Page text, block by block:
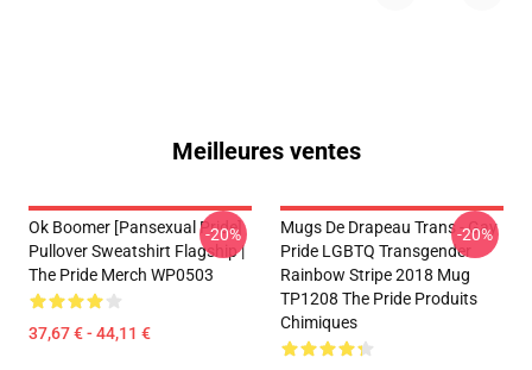
Meilleures ventes
Ok Boomer [Pansexual Pride]
Pullover Sweatshirt Flagship |
The Pride Merch WP0503
37,67 € - 44,11 €
-20%
Mugs De Drapeau Trans - Gay
Pride LGBTQ Transgender
Rainbow Stripe 2018 Mug
TP1208 The Pride Produits
Chimiques
-20%